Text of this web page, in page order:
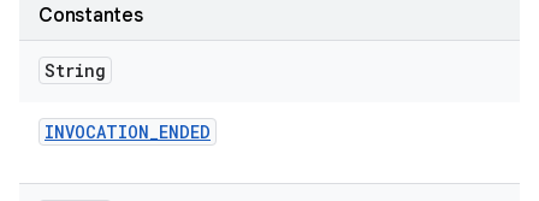
Constantes
String
INVOCATION_ENDED